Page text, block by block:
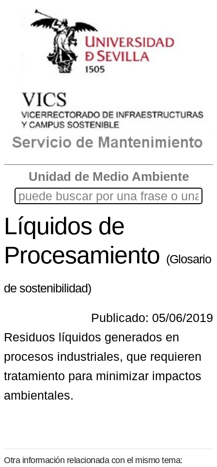
Unidad de Medio Ambiente
Líquidos de
Procesamiento (Glosario
de sostenibilidad)
Publicado: 05/06/2019
Residuos líquidos generados en
procesos industriales, que requieren
tratamiento para minimizar impactos
ambientales.
Otra información relacionada con el mismo tema: